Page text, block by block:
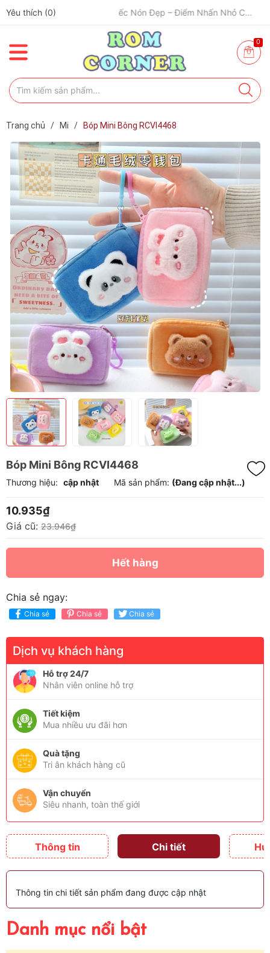
Yêu thích (0)
✈️ Đi Du Lịch – Cách Để Tâm Trạng “Refresh” Hơn ✨ 🧢 Một Chiếc Nón Đẹp – Điểm Nhấn Nhỏ Cho Mỗi Outfit ✨
0
Trang chủ / Mi / Bóp Mini Bông RCVI4468
Bóp Mini Bông RCVI4468
Thương hiệu: cập nhật Mã sản phẩm: (Đang cập nhật...)
10.935₫
Giá cũ: 23.946₫
Hết hàng
Chia sẻ ngay:
Chia sẻ Chia sẻ Chia sẻ
Dịch vụ khách hàng
Hỗ trợ 24/7
Nhân viên online hỗ trợ
Tiết kiệm
Mua nhiều ưu đãi hơn
Quà tặng
Tri ân khách hàng cũ
Vận chuyển
Siêu nhanh, toàn thế giới
Thông tin Chi tiết
Thông tin chi tiết sản phẩm đang được cập nhật
Danh mục nổi bật